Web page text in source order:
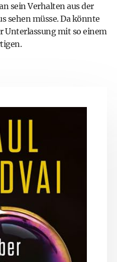
sein Verhalten aus der
sehen müsse. Da könnte
Unterlassung mit so einem